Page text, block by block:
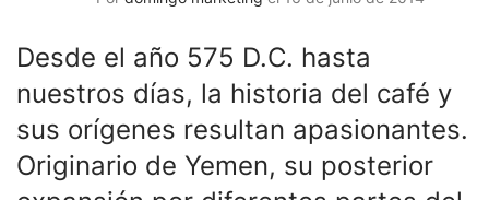
Desde el año 575 D.C. hasta
nuestros días, la historia del café y
sus orígenes resultan apasionantes.
Originario de Yemen, su posterior